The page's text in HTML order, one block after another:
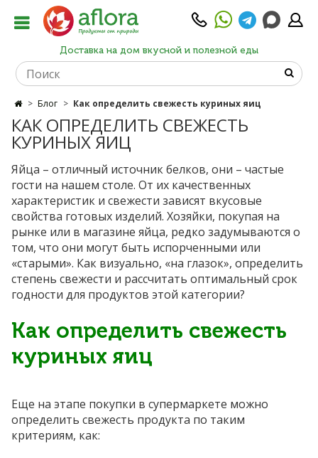
Доставка на дом вкусной и полезной еды
Блог Как определить свежесть куриных яиц
КАК ОПРЕДЕЛИТЬ СВЕЖЕСТЬ
КУРИНЫХ ЯИЦ
Яйца – отличный источник белков, они – частые
гости на нашем столе. От их качественных
характеристик и свежести зависят вкусовые
свойства готовых изделий. Хозяйки, покупая на
рынке или в магазине яйца, редко задумываются о
том, что они могут быть испорченными или
«старыми». Как визуально, «на глазок», определить
степень свежести и рассчитать оптимальный срок
годности для продуктов этой категории?
Как определить свежесть
куриных яиц
Еще на этапе покупки в супермаркете можно
определить свежесть продукта по таким
критериям, как: